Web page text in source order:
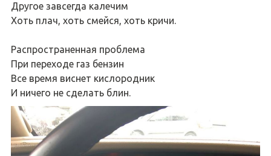
Другое завсегда калечим
Хоть плач, хоть смейся, хоть кричи.
Распространенная проблема
При переходе газ бензин
Все время виснет кислородник
И ничего не сделать блин.